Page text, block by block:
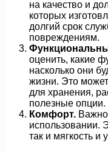
на качество и
которых
долгий срок
повреждениям.
оценить, какие
насколько они
жизни. Это
для хранения,
полезные опции.
Комфорт.
использовании.
так и мягкость и